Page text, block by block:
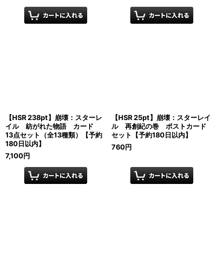
【HSR 238pt】崩壊：スターレ
イル 紡がれた物語 カード
13点セット（全13種類）【予約
180日以内】
7,100円
【HSR 25pt】崩壊：スターレイ
ル 再創紀の巻 ポストカード
セット【予約180日以内】
760円